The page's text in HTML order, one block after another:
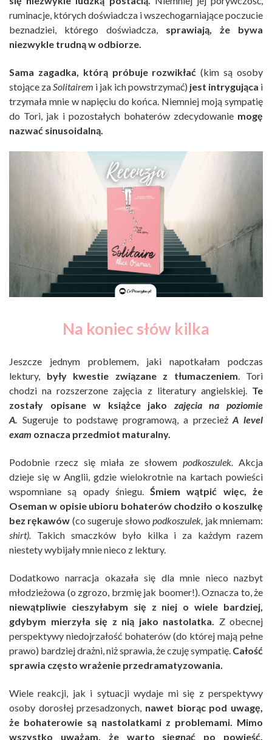
ruminacje, których doświadcza i wszechogarniające poczucie
beznadziei, którego doświadcza, sprawiają, że bywa
niezwykle trudną w odbiorze.
Sama zagadka, którą próbuje rozwikłać (kim są osoby
stojące zaSolitairem i jak ich powstrzymać) jest intrygująca i
trzymała mnie w napięciu do końca. Niemniej moją sympatię
do Tori, jak i pozostałych bohaterów zdecydowanie mogę
nazwać sinusoidalną.
Na koniec słów kilka
Jeszcze jednym problemem, jaki napotkałam podczas
lektury, były kwestie związane z tłumaczeniem. Tori
chodzi na rozszerzone zajęcia z literatury angielskiej. Te
zostały opisane w książce jako zajęciana poziomie
A. Sugeruje to podstawę programową, a przecieżA level
exam oznacza przedmiot maturalny.
Podobnie rzecz się miała ze słowem podkoszulek. Akcja
dzieje się w Anglii, gdzie wielokrotnie na kartach powieści
wspomniane są opady śniegu.Śmiem wątpić więc, że
Oseman w opisie ubioru bohaterów chodziło o koszulkę
bez rękawów (co sugeruje słowopodkoszulek, jak mniemam:
shirt). Takich smaczków było kilka i za każdym razem
niestety wybijały mnie nieco z lektury.
Dodatkowo narracja okazała się dla mnie nieco nazbyt
młodzieżowa (o zgrozo, brzmię jak boomer!). Oznacza to, że
niewątpliwie cieszyłabym się z niej o wiele bardziej,
gdybym mierzyła się z nią jako nastolatka. Z obecnej
perspektywy niedojrzałość bohaterów (do której mają pełne
prawo) bardziej drażni, niż sprawia, że czuję sympatię. Całość
sprawia często wrażenie przedramatyzowania.
Wiele reakcji, jak i sytuacji wydaje mi się z perspektywy
osoby dorosłej przesadzonych, nawet biorąc pod uwagę,
że bohaterowie są nastolatkami z problemami. Mimo
wszystko uważam, że warto sięgnąć po powieść.